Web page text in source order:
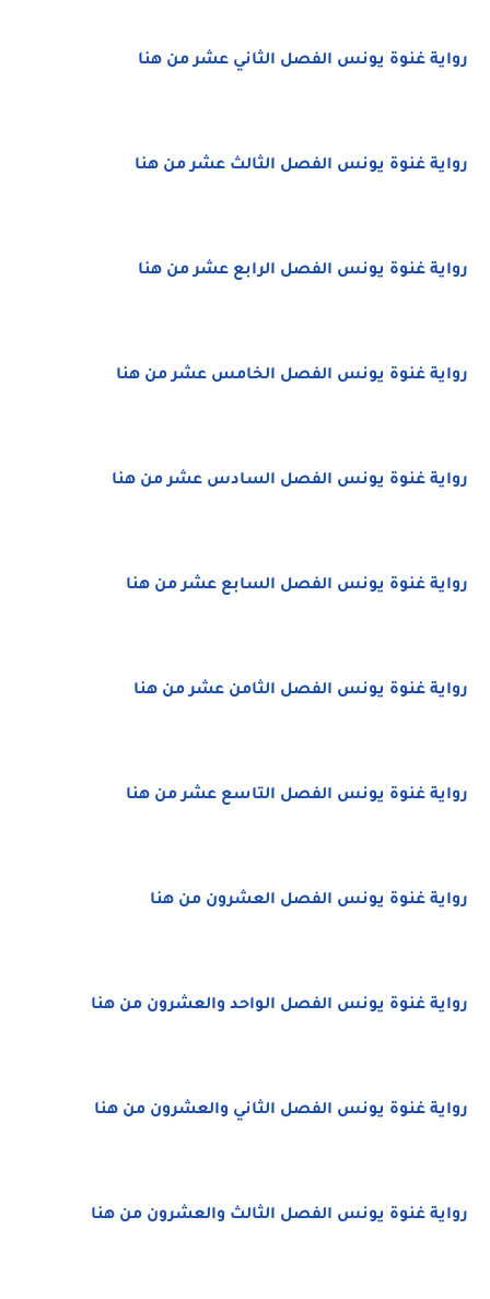
رواية غنوة يونس الفصل الثاني عشر من هنا
رواية غنوة يونس الفصل الثالث عشر من هنا
رواية غنوة يونس الفصل الرابع عشر من هنا
رواية غنوة يونس الفصل الخامس عشر من هنا
رواية غنوة يونس الفصل السادس عشر من هنا
رواية غنوة يونس الفصل السابع عشر من هنا
رواية غنوة يونس الفصل الثامن عشر من هنا
رواية غنوة يونس الفصل التاسع عشر من هنا
رواية غنوة يونس الفصل العشرون من هنا
رواية غنوة يونس الفصل الواحد والعشرون من هنا
رواية غنوة يونس الفصل الثاني والعشرون من هنا
رواية غنوة يونس الفصل الثالث والعشرون من هنا